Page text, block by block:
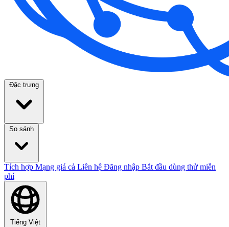
Đặc trưng
So sánh
Tích hợp Mạng giá cả Liên hệ Đăng nhập Bắt đầu dùng thử miễn
phí
Tiếng Việt